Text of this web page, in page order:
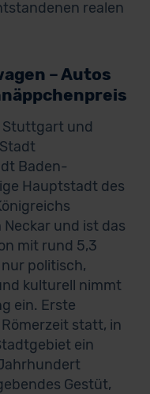
realen
– Autos
Stuttgart und
Baden-
Hauptstadt des
und ist das
mit rund 5,3
politisch,
kulturell nimmt
ein. Erste
statt, in
ein
Gestüt,